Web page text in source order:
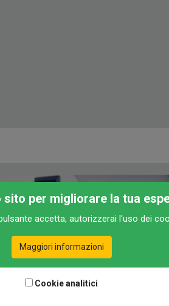
per migliorare la tua
accetta, autorizzerai l'uso dei
Maggiori informazioni
Cookie analitici